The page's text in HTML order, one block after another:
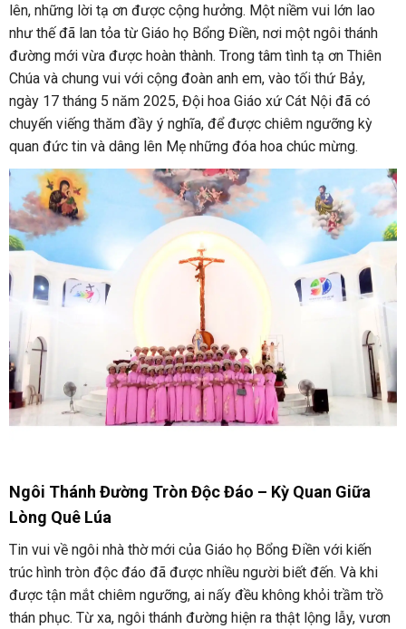
lên, những lời tạ ơn được cộng hưởng. Một niềm vui lớn lao
như thế đã lan tỏa từ Giáo họ Bổng Điền, nơi một ngôi thánh
đường mới vừa được hoàn thành. Trong tâm tình tạ ơn Thiên
Chúa và chung vui với cộng đoàn anh em, vào tối thứ Bảy,
ngày 17 tháng 5 năm 2025, Đội hoa Giáo xứ Cát Nội đã có
chuyến viếng thăm đầy ý nghĩa, để được chiêm ngưỡng kỳ
quan đức tin và dâng lên Mẹ những đóa hoa chúc mừng.
Ngôi Thánh Đường Tròn Độc Đáo – Kỳ Quan Giữa
Lòng Quê Lúa
Tin vui về ngôi nhà thờ mới của Giáo họ Bổng Điền với kiến
trúc hình tròn độc đáo đã được nhiều người biết đến. Và khi
được tận mắt chiêm ngưỡng, ai nấy đều không khỏi trầm trồ
thán phục. Từ xa, ngôi thánh đường hiện ra thật lộng lẫy, vươn